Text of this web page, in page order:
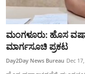
ಮಂಗಳೂರು: ಹೊಸ
ಮಾರ್ಗಸೂಚಿ ಪ್ರಕಟ
Day2Day News Bureau Dec